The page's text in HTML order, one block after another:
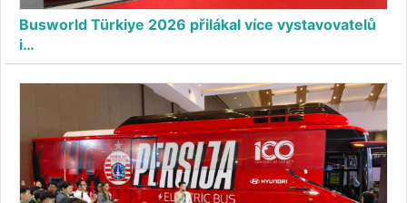
Busworld Türkiye 2026 přilákal více vystavovatelů
i…